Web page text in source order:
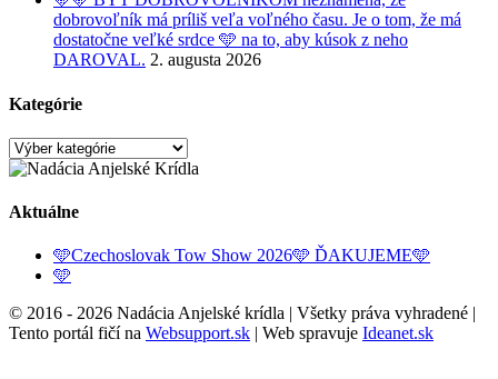
dobrovoľník má príliš veľa voľného času. Je o tom, že má
dostatočne veľké srdce 🩵 na to, aby kúsok z neho
DAROVAL. 2. augusta 2026
Kategórie
Kategórie
Aktuálne
🩵Czechoslovak Tow Show 2026🩵 ĎAKUJEME🩵
🩵
© 2016 - 2026 Nadácia Anjelské krídla | Všetky práva vyhradené |
Tento portál fičí na Websupport.sk | Web spravuje Ideanet.sk